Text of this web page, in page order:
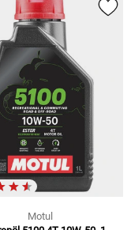
Motul